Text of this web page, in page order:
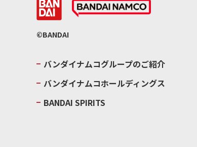
©BANDAI
バンダイナムコグループのご紹介
バンダイナムコホールディングス
BANDAI SPIRITS